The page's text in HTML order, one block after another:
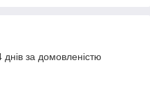
за домовленістю